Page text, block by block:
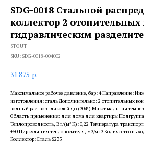
SDG-0018 Стальной
коллектор 2 отопительных
гидравлическим
STOUT
SKU: SDG-0018-004002
31 875 р.
Максимальное рабочее давление, бар: 4 Направление:
изготовления: сталь Дополнительно: 2 отопительных
водный раствор гликолей до (30%) Максимальная
Область применения: для дома для квартиры
Теплопроводность, Вт/(м*К): 0,22 Температура
+50 Циркуляция теплоносителя, м3/ч: 3 Количество
Коллектор: Сталь S235